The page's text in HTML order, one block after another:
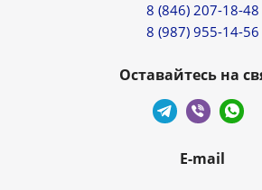
8 (846) 207-18-48
8 (987) 955-14-56
Оставайтесь на
E-mail